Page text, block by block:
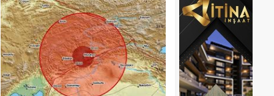
EURO
55,0659